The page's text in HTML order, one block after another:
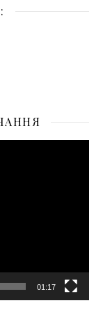
01:17